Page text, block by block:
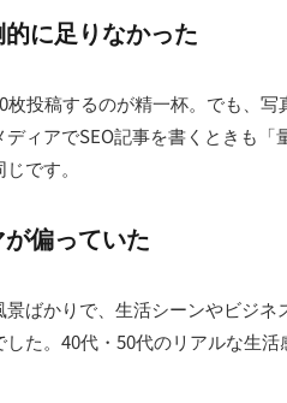
に足りなかった
投稿するのが精一杯。でも、
ィアでSEO記事を書くときも
です。
偏っていた
ばかりで、生活シーンやビジ
た。40代・50代のリアルな生